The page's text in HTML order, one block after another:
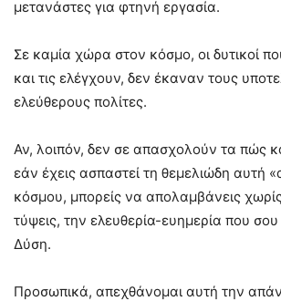
μετανάστες για φτηνή εργασία.
Σε καμία χώρα στον κόσμο, οι δυτικοί
και τις ελέγχουν, δεν έκαναν τους
ελεύθερους πολίτες.
Αν, λοιπόν, δεν σε απασχολούν τα πώς
εάν έχεις ασπαστεί τη θεμελιώδη αυτή
κόσμου, μπορείς να απολαμβάνεις
τύψεις, την ελευθερία-ευημερία που σου
Δύση.
Προσωπικά, απεχθάνομαι αυτή την